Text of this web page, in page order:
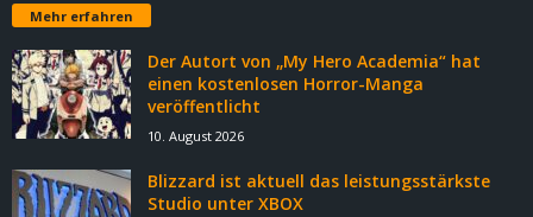
Mehr erfahren
Der Autort von „My Hero Academia“ hat
einen kostenlosen Horror-Manga
veröffentlicht
10. August 2026
Blizzard ist aktuell das leistungsstärkste
Studio unter XBOX